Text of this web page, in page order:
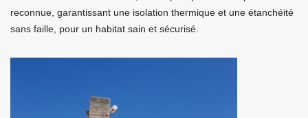
reconnue, garantissant une isolation thermique et une étanchéité
sans faille, pour un habitat sain et sécurisé.